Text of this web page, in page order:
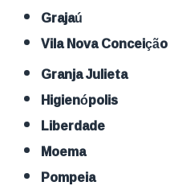
Grajaú
Vila Nova Conceição
Granja Julieta
Higienópolis
Liberdade
Moema
Pompeia